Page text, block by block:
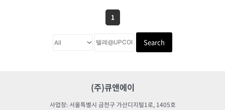
1
Search
(주)큐앤에이
사업장: 서울특별시 금천구 가산디지털1로, 1405호